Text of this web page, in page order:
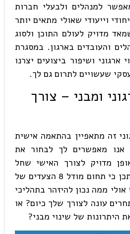
למנהלים ולבעלי חברות
וייעודי שאולי מתאים יותר
מדויק לעולם התוכן ולסוג
והעובדים בארגון. במסגרת
ארגוני ושיפור ביצועים יצרנו
שעשויים לתרום גם לך.
ומבני – צורך
זה מתאפיין בהתאמה אישית
אנו מאפשרים לך לבחור את
מדויק לצורך האישי שחל
כבעלים או כמנכ"ל. יתכן כי תחום מודל 8 הצעדים של
אולי ממה נכון להיזהר בתהליכי
עונה לצורך שלך כיום? או
היתרונות של שינוי מבני?